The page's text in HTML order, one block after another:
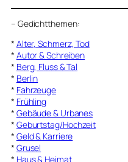
– Gedichtthemen:
* Alter, Schmerz, Tod
* Autor & Schreiben
* Berg, Fluss & Tal
* Berlin
* Fahrzeuge
* Frühling
* Gebäude & Urbanes
* Geburtstag/Hochzeit
* Geld & Karriere
* Grusel
* Haus & Heimat